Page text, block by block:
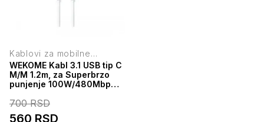
Kablovi za mobilne
telefone
WEKOME Kabl 3.1 USB tip C
M/M 1.2m, za Superbrzo
punjenje 100W/480Mbps,
700RSD
560 RSD